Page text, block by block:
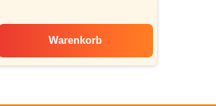
Warenkorb